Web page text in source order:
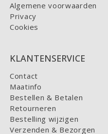
Algemene voorwaarden
Privacy
Cookies
KLANTENSERVICE
Contact
Maatinfo
Bestellen & Betalen
Retourneren
Bestelling wijzigen
Verzenden & Bezorgen